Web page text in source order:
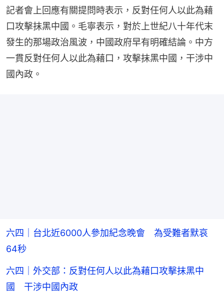
記者會上回應有關提問時表示，反對任何人以此為藉
口攻擊抹黑中國。毛寧表示，對於上世紀八十年代末
發生的那場政治風波，中國政府早有明確結論。中方
一貫反對任何人以此為藉口，攻擊抹黑中國，干涉中
國內政。
六四｜台北近6000人參加紀念晚會 為受難者默哀
64秒
六四｜外交部：反對任何人以此為藉口攻擊抹黑中
國 干涉中國內政